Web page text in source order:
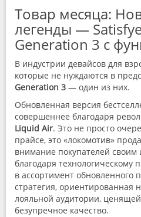
Товар месяца:
легенды —
Generation 3 с
В индустрии девайсов для
которые не нуждаются в
Generation 3 — один из них.
Обновленная версия
совершеннее благодаря
Liquid Air. Это не просто
прайсе, это «локомотив»
внимание покупателей
благодаря технологическому
в ассортимент обновленного
стратегия, ориентированная
лояльной аудитории,
безупречное качество.